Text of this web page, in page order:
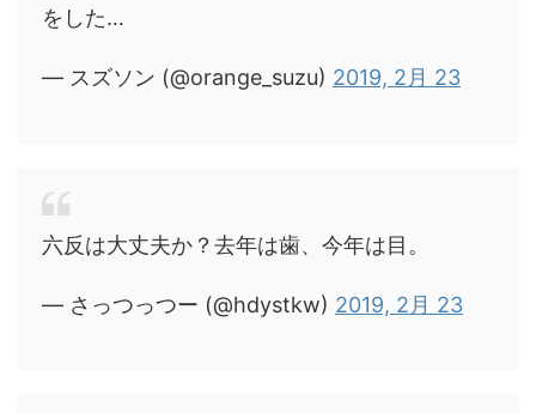
をした…
— スズソン (@orange_suzu) 2019, 2月 23
六反は大丈夫か？去年は歯、今年は目。
— さっつっつー (@hdystkw) 2019, 2月 23